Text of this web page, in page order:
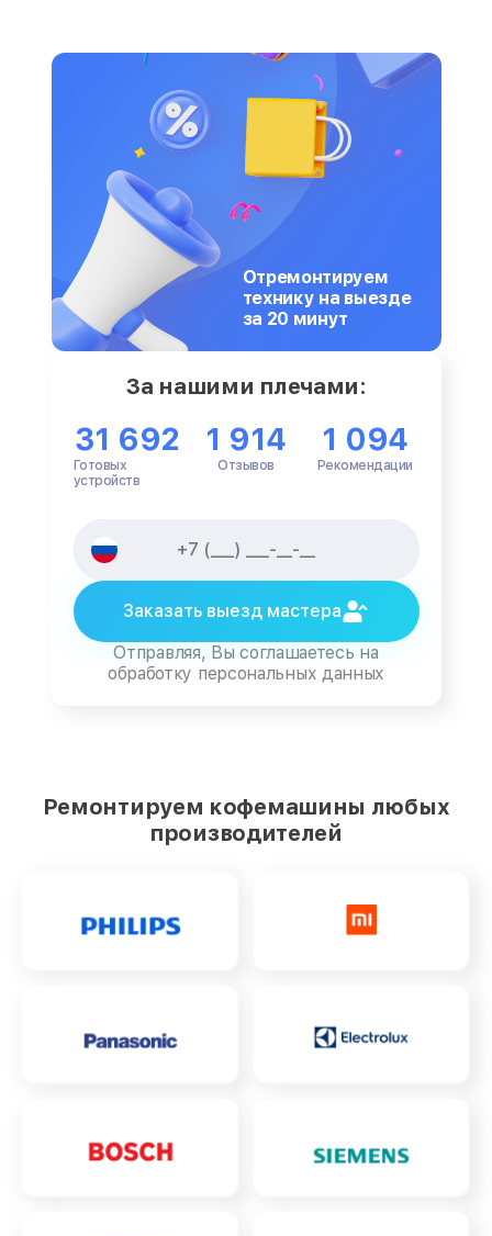
Отремонтируем
технику на выезде
за 20 минут
За нашими плечами:
31 692
Готовых
устройств
1 914
Отзывов
1 094
Рекомендации
Заказать выезд мастера
Отправляя, Вы соглашаетесь на
обработку персональных данных
Ремонтируем кофемашины любых
производителей